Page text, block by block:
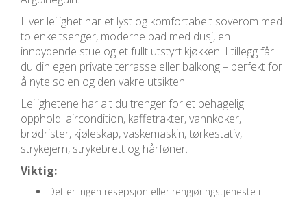
Hver leilighet har et lyst og komfortabelt soverom med
to enkeltsenger, moderne bad med dusj, en
innbydende stue og et fullt utstyrt kjøkken. I tillegg får
du din egen private terrasse eller balkong – perfekt for
å nyte solen og den vakre utsikten.
Leilighetene har alt du trenger for et behagelig
opphold: aircondition, kaffetrakter, vannkoker,
brødrister, kjøleskap, vaskemaskin, tørkestativ,
strykejern, strykebrett og hårføner.
Viktig:
Det er ingen resepsjon eller rengjøringstjeneste i